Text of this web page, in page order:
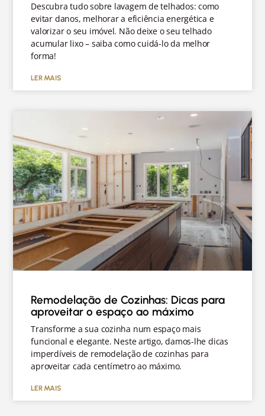
Descubra tudo sobre lavagem de telhados: como
evitar danos, melhorar a eficiência energética e
valorizar o seu imóvel. Não deixe o seu telhado
acumular lixo – saiba como cuidá-lo da melhor
forma!
LER MAIS
Remodelação de Cozinhas: Dicas para
aproveitar o espaço ao máximo
Transforme a sua cozinha num espaço mais
funcional e elegante. Neste artigo, damos-lhe dicas
imperdíveis de remodelação de cozinhas para
aproveitar cada centímetro ao máximo.
LER MAIS